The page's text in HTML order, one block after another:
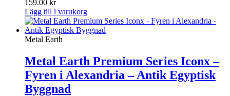
159.00 kr
Lägg till i varukorg
Metal Earth
Metal Earth Premium Series Iconx –
Fyren i Alexandria – Antik Egyptisk
Byggnad